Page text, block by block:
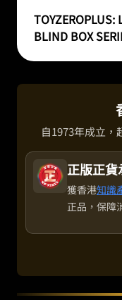
TOYZEROPLUS:
BLIND BOX
自1973年成立
正版正貨
獲香港知識
正品，保障